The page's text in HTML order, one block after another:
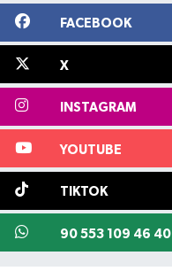
FACEBOOK
X
INSTAGRAM
YOUTUBE
TIKTOK
90 553 109 46 40